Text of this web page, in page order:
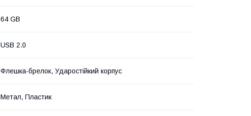
64 GB
USB 2.0
Флешка-брелок, Ударостійкий корпус
Метал, Пластик